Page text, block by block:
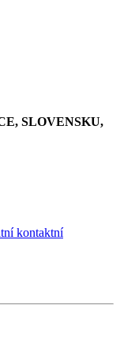
SLOVENSKU,
kontaktní